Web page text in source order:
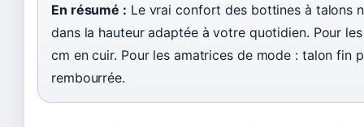
En résumé : Le vrai confort des bottines à talons
dans la hauteur adaptée à votre quotidien. Pour
cm en cuir. Pour les amatrices de mode : talon fin
rembourrée.